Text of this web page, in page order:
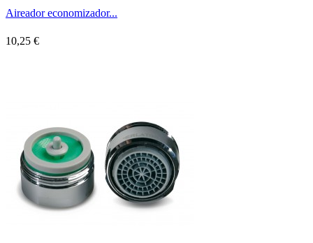
Aireador economizador...
10,25 €